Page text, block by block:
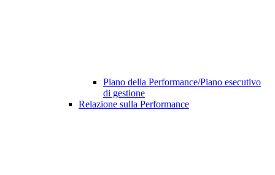
Piano della Performance/Piano esecutivo
di gestione
Relazione sulla Performance